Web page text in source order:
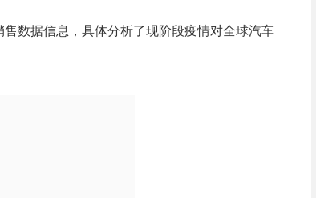
数据信息，具体分析了现阶段疫情对全球汽车